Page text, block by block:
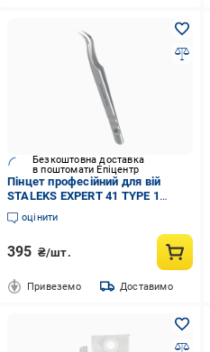
Безкоштовна доставка
в поштомати Епіцентр
Пінцет професійний для вій
STALEKS EXPERT 41 TYPE 1
вигнутий (TE-41/1)
оцінити
395 ₴/шт.
Привеземо Доставимо